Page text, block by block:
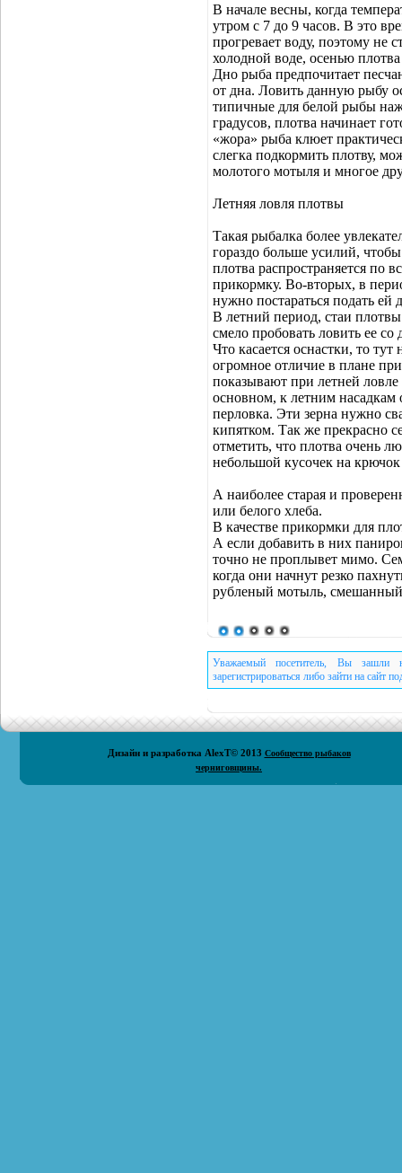
В начале весны, когда
утром с 7 до 9 часов. В это
прогревает воду, поэтому не
холодной воде, осенью
Дно рыба предпочитает
от дна. Ловить данную рыбу
типичные для белой рыбы
градусов, плотва начинает
«жора» рыба клюет
слегка подкормить плотву,
молотого мотыля и многое
Летняя ловля плотвы
Такая рыбалка более
гораздо больше усилий,
плотва распространяется по
прикормку. Во-вторых, в
нужно постараться подать ей
В летний период, стаи
смело пробовать ловить ее со
Что касается оснастки, то
огромное отличие в плане
показывают при летней
основном, к летним насадкам
перловка. Эти зерна нужно
кипятком. Так же прекрасно
отметить, что плотва очень
небольшой кусочек на
А наиболее старая и
или белого хлеба.
В качестве прикормки для
А если добавить в них
точно не проплывет мимо.
когда они начнут резко
рубленый мотыль,
Уважаемый посетитель, Вы зашли
зарегистрироваться либо зайти на сайт
Дизайн и разработка AlexT© 2013 Сообщество рыбаков
черниговщины.